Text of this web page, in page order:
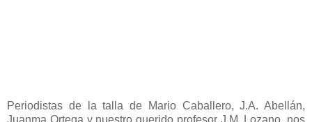
Periodistas de la talla de Mario Caballero, J.A. Abellán,
Juanma Ortega y nuestro querido profesor J.M. Lozano, nos